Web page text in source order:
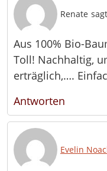
Renate
Aus 100% Bio-
Toll! Nachhaltig,
erträglich,….
Antworten
Evelin